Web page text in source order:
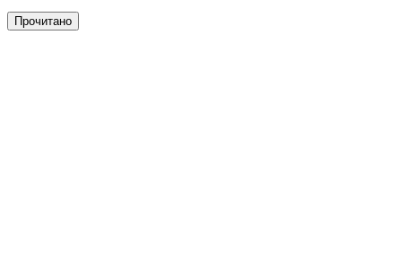
Прочитано